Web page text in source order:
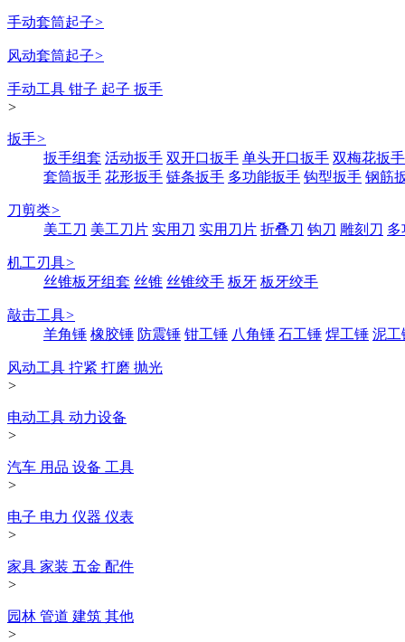
手动套筒起子>
风动套筒起子>
手动工具 钳子 起子 扳手
>
扳手>
扳手组套 活动扳手 双开口扳手 单头开口扳手 双梅花扳手
套筒扳手 花形扳手 链条扳手 多功能扳手 钩型扳手 钢筋
刀剪类>
美工刀 美工刀片 实用刀 实用刀片 折叠刀 钩刀 雕刻刀 多
机工刃具>
丝锥板牙组套 丝锥 丝锥绞手 板牙 板牙绞手
敲击工具>
羊角锤 橡胶锤 防震锤 钳工锤 八角锤 石工锤 焊工锤 泥工
风动工具 拧紧 打磨 抛光
>
电动工具 动力设备
>
汽车 用品 设备 工具
>
电子 电力 仪器 仪表
>
家具 家装 五金 配件
>
园林 管道 建筑 其他
>